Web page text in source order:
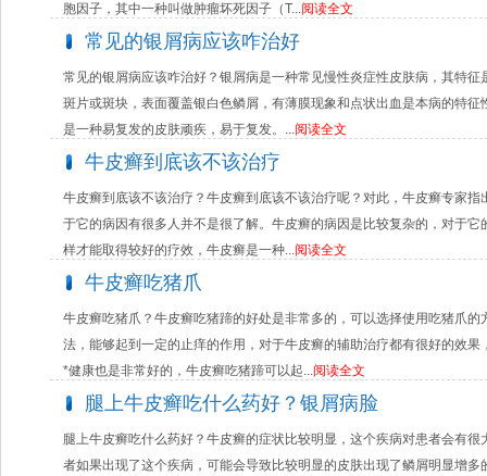
胞因子，其中一种叫做肿瘤坏死因子（T...阅读全文
常见的银屑病应该咋治好
常见的银屑病应该咋治好？银屑病是一种常见慢性炎症性皮肤病，其特
斑片或斑块，表面覆盖银白色鳞屑，有薄膜现象和点状出血是本病的特
是一种易复发的皮肤顽疾，易于复发。...阅读全文
牛皮癣到底该不该治疗
牛皮癣到底该不该治疗？牛皮癣到底该不该治疗呢？对此，牛皮癣专家
于它的病因有很多人并不是很了解。牛皮癣的病因是比较复杂的，对于
样才能取得较好的疗效，牛皮癣是一种...阅读全文
牛皮癣吃猪爪
牛皮癣吃猪爪？牛皮癣吃猪蹄的好处是非常多的，可以选择使用吃猪爪
法，能够起到一定的止痒的作用，对于牛皮癣的辅助治疗都有很好的效
*健康也是非常好的，牛皮癣吃猪蹄可以起...阅读全文
腿上牛皮癣吃什么药好？银屑病脸
腿上牛皮癣吃什么药好？牛皮癣的症状比较明显，这个疾病对患者会有
者如果出现了这个疾病，可能会导致比较明显的皮肤出现了鳞屑明显增